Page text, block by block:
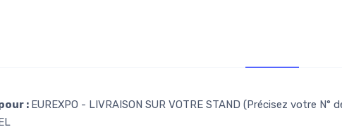
: EUREXPO - LIVRAISON SUR VOTRE STAND (Précisez votre N°